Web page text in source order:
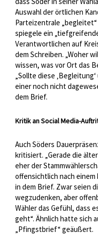
Auswahl der örtlichen
Parteizentrale
spiegele ein
Verantwortlichen auf
dem Schreiben. „Woher
wissen, was vor Ort das
„Sollte diese
einer noch nicht
dem Brief.
Kritik an Social Media-
Auch Söders
kritisiert. „Gerade die
eher der
offensichtlich nach einem
in dem Brief. Zwar seien
wegzudenken, aber
Wähler das Gefühl, dass
geht“. Ähnlich hatte sich
„Pfingstbrief“ geäußert.